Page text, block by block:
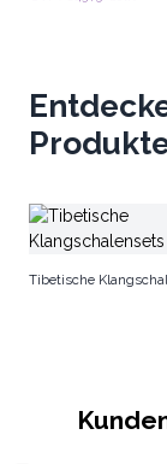
Tibetische